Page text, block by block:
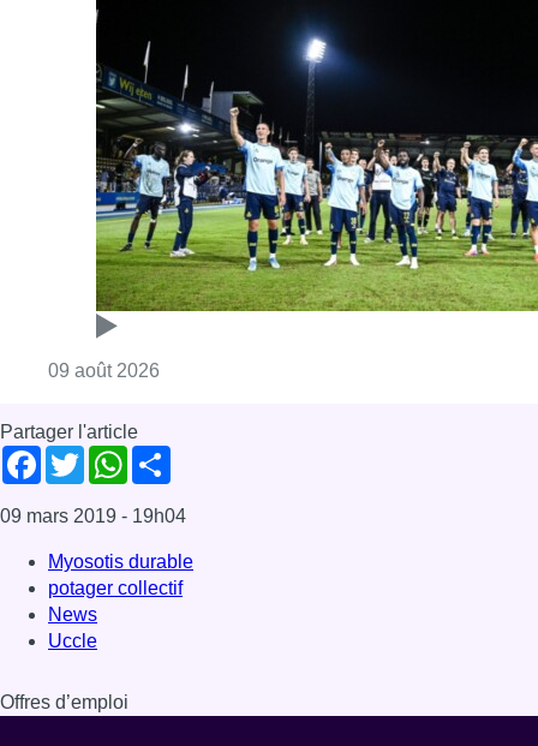
09 août 2026 Consulter l'article "L’Union Saint-Gilloise
Partager l'article
Facebook
TwitterWhatsApp
Share
09 mars 2019- 19h04
Myosotis durable
potager collectif
News
Uccle
Offres d’emploi